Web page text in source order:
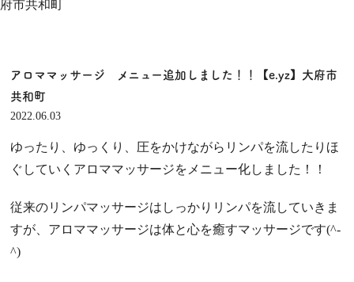
府市共和町
アロママッサージ メニュー追加しました！！【e.yz】大府市
共和町
2022.06.03
ゆったり、ゆっくり、圧をかけながらリンパを流したりほ
ぐしていくアロママッサージをメニュー化しました！！
従来のリンパマッサージはしっかりリンパを流していきま
すが、アロママッサージは体と心を癒すマッサージです(^-
^)